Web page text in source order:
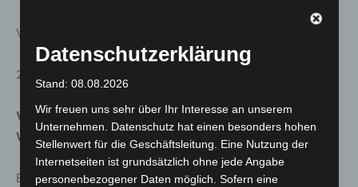
Veranstalter: Landeshauptstadt Hannover
21. Januar, 17.00 Uhr, Galerie
Vanitas & Carpe Diem: Eine Begegnung von Klang und
Wort
Erstmals ist das Gymnasium Goetheschule Hannover mit
Datenschutzerklärung
Stand: 08.08.2026
Wir freuen uns sehr über Ihr Interesse an unserem
Unternehmen. Datenschutz hat einen besonders hohen
Stellenwert für die Geschäftsleitung. Eine Nutzung der
Internetseiten ist grundsätzlich ohne jede Angabe
personenbezogener Daten möglich. Sofern eine